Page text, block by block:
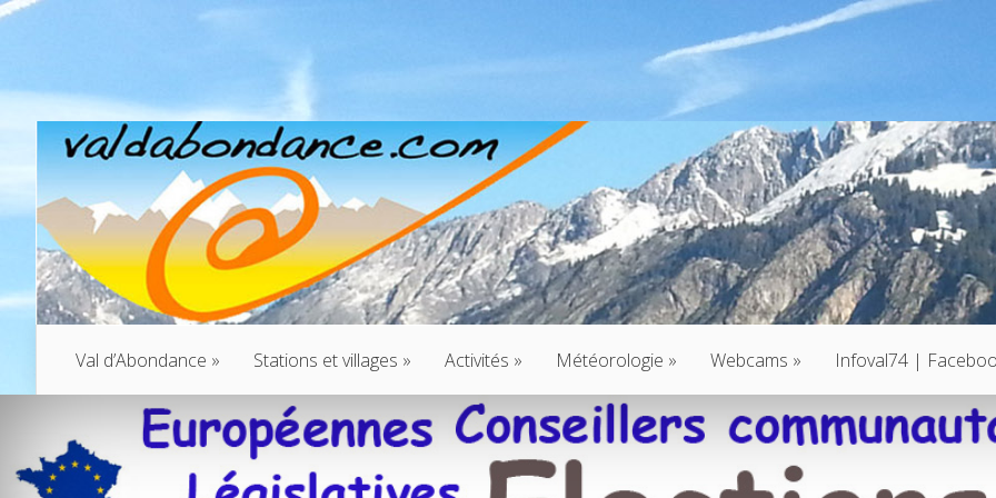
Val d’Abondance » Stations et villages » Activités » Météorologie » Webcams » Infoval74 |